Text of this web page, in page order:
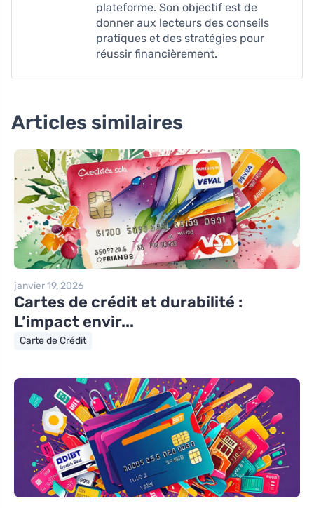
plateforme. Son objectif est de
donner aux lecteurs des conseils
pratiques et des stratégies pour
réussir financièrement.
Articles similaires
janvier 19, 2026
Cartes de crédit et durabilité :
L’impact envir...
Carte de Crédit